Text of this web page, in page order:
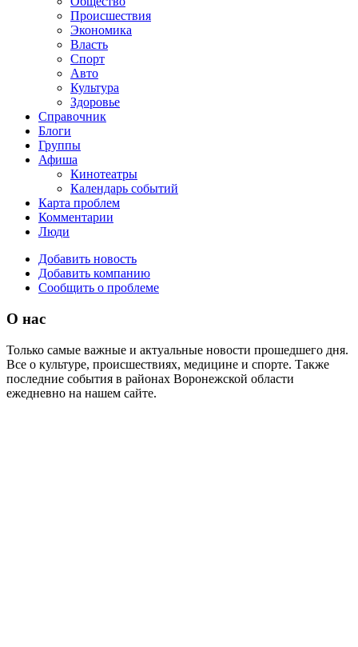
Происшествия
Экономика
Власть
Спорт
Авто
Культура
Здоровье
Справочник
Блоги
Группы
Афиша
Кинотеатры
Календарь событий
Карта проблем
Комментарии
Люди
Добавить новость
Добавить компанию
Сообщить о проблеме
О нас
Только самые важные и актуальные новости прошедшего дня.
Все о культуре, происшествиях, медицине и спорте. Также
последние события в районах Воронежской области
ежедневно на нашем сайте.